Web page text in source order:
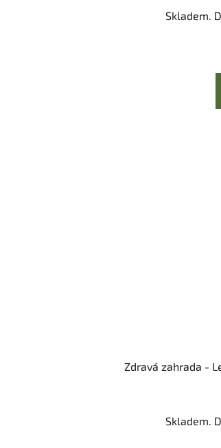
Skladem.
Zdravá zahrada -
Skladem.